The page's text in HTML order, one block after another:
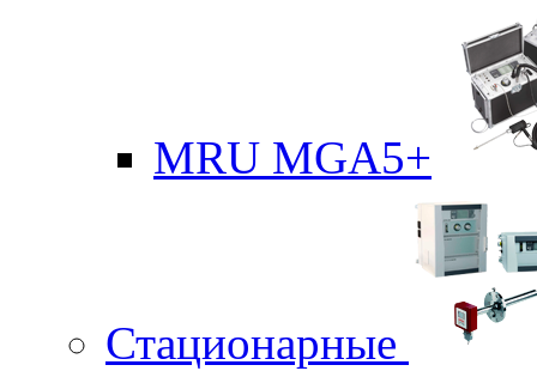
MRU MGA5+
Стационарные